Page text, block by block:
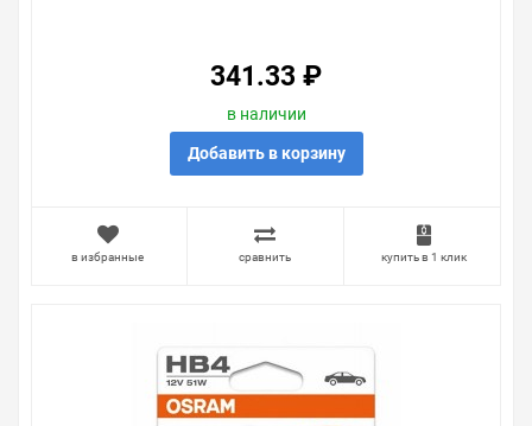
341.33 ₽
в наличии
Добавить в корзину
в избранные сравнить купить в 1 клик